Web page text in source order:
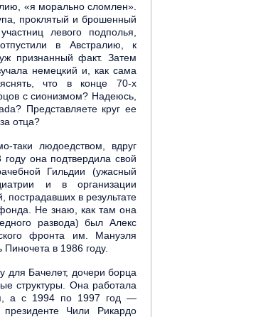
«я морально сломлен».
проклятый и брошенный
левого подполья,
в Австралию, к
признанный факт. Затем
немецкий и, как сама
что в конце 70-х
с сионизмом? Надеюсь,
Представляете круг ее
отца?
таки людоедством, вдруг
она подтвердила свой
Гильдии (ужасный
и в организации
в результате
Не знаю, как там она
развода) был Алекс
фронта им. Мануэля
в 1986 году.
для Бачелет, дочери борца
структуры. Она работала
а с 1994 по 1997 год —
президенте Чили Рикардо